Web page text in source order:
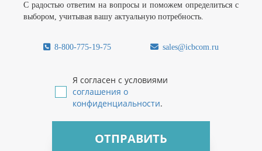
С радостью ответим на вопросы и поможем определиться с
выбором, учитывая вашу актуальную потребность.
8-800-775-19-75 sales@icbcom.ru
Я согласен с условиями
соглашения о
конфиденциальности.
ОТПРАВИТЬ